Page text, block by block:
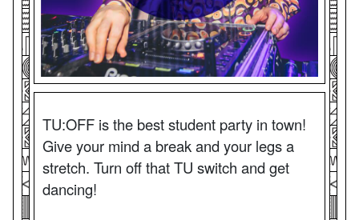
TU:OFF is the best student party in town!
Give your mind a break and your legs a
stretch. Turn off that TU switch and get
dancing!